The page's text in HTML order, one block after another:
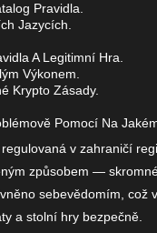
Pravidla.
Jazycích.
A Legitimní Hra.
Výkonem.
Krypto Zásady.
Pomocí Na
v zahraničí
způsobem —
sebevědomím,
a stolní hry bezpečně.